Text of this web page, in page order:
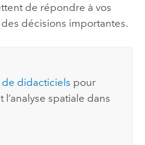
de répondre à vos
décisions importantes.
didacticiels pour
spatiale dans